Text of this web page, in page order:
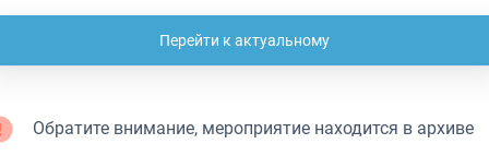
Перейти к актуальному
Обратите внимание, мероприятие находится в архиве